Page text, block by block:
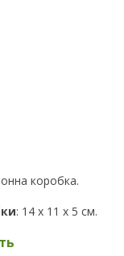
коробка.
: 14 х 11 х 5 см.